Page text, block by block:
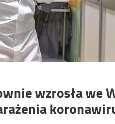
wzrosła we